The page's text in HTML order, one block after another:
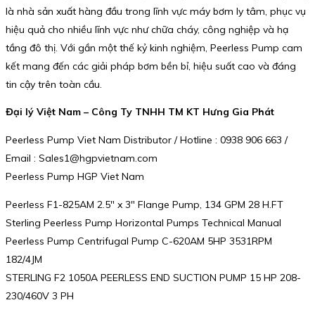
là nhà sản xuất hàng đầu trong lĩnh vực máy bơm ly tâm, phục vụ
hiệu quả cho nhiều lĩnh vực như chữa cháy, công nghiệp và hạ
tầng đô thị. Với gần một thế kỷ kinh nghiệm, Peerless Pump cam
kết mang đến các giải pháp bơm bền bỉ, hiệu suất cao và đáng
tin cậy trên toàn cầu.
Đại lý Việt Nam – Công Ty TNHH TM KT Hưng Gia Phát
Peerless Pump Viet Nam Distributor / Hotline : 0938 906 663 /
Email : Sales1@hgpvietnam.com
Peerless Pump HGP Viet Nam
Peerless F1-825AM 2.5″ x 3″ Flange Pump, 134 GPM 28 H.FT
Sterling Peerless Pump Horizontal Pumps Technical Manual
Peerless Pump Centrifugal Pump C-620AM 5HP 3531RPM
182/4JM
STERLING F2 1050A PEERLESS END SUCTION PUMP 15 HP 208-
230/460V 3 PH